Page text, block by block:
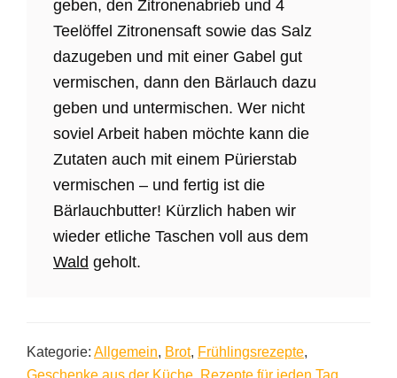
geben, den Zitronenabrieb und 4
Teelöffel Zitronensaft sowie das Salz
dazugeben und mit einer Gabel gut
vermischen, dann den Bärlauch dazu
geben und untermischen. Wer nicht
soviel Arbeit haben möchte kann die
Zutaten auch mit einem Pürierstab
vermischen – und fertig ist die
Bärlauchbutter! Kürzlich haben wir
wieder etliche Taschen voll aus dem
Wald geholt.
Kategorie: Allgemein, Brot, Frühlingsrezepte,